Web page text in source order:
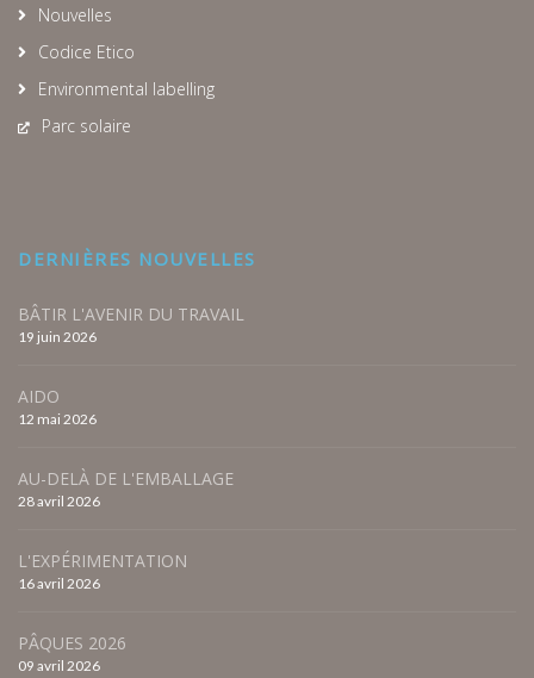
Nouvelles
Codice Etico
Environmental labelling
Parc solaire
DERNIÈRES NOUVELLES
BÂTIR L'AVENIR DU TRAVAIL
19 juin 2026
AIDO
12 mai 2026
AU-DELÀ DE L'EMBALLAGE
28 avril 2026
L'EXPÉRIMENTATION
16 avril 2026
PÂQUES 2026
09 avril 2026